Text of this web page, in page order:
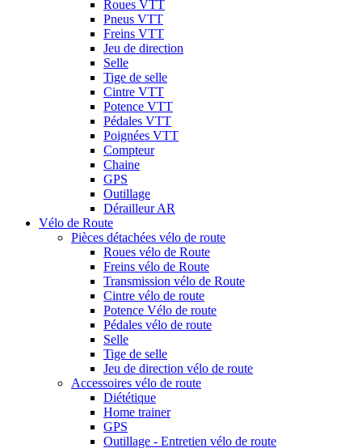
Roues VTT
Pneus VTT
Freins VTT
Jeu de direction
Selle
Tige de selle
Cintre VTT
Potence VTT
Pédales VTT
Poignées VTT
Compteur
Chaine
GPS
Outillage
Dérailleur AR
Vélo de Route
Pièces détachées vélo de route
Roues vélo de Route
Freins vélo de Route
Transmission vélo de Route
Cintre vélo de route
Potence Vélo de route
Pédales vélo de route
Selle
Tige de selle
Jeu de direction vélo de route
Accessoires vélo de route
Diététique
Home trainer
GPS
Outillage - Entretien vélo de route